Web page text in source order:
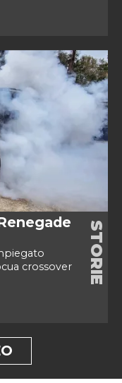
crossover
STORIE